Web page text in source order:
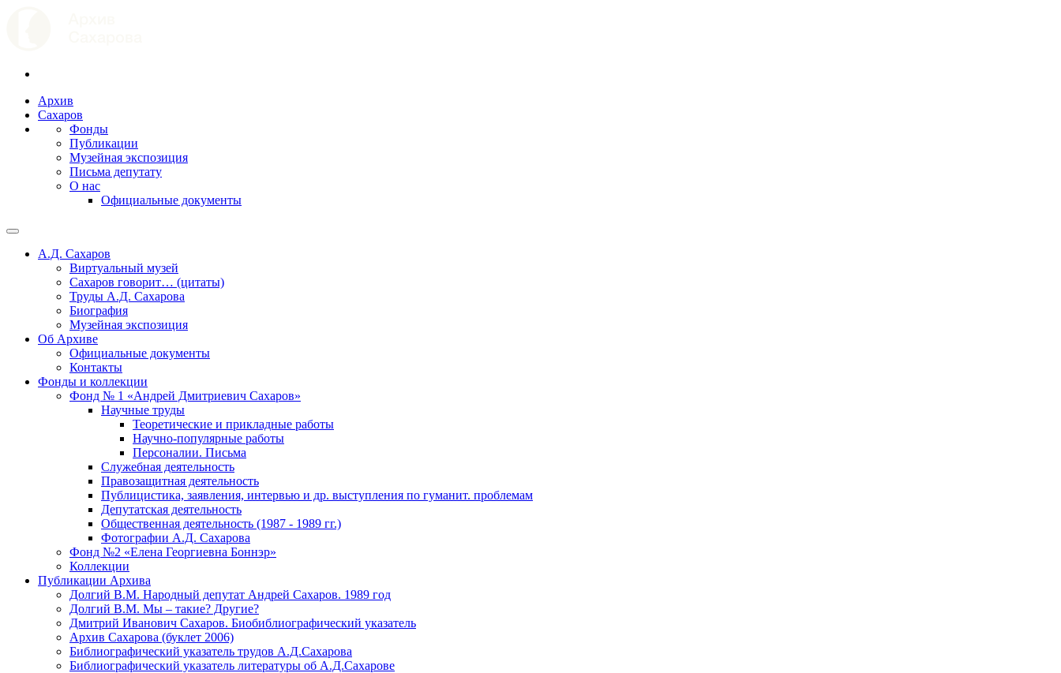
Архив
Сахаров
Фонды
Публикации
Музейная экспозиция
Письма депутату
О нас
Официальные документы
А.Д. Сахаров
Виртуальный музей
Сахаров говорит… (цитаты)
Труды А.Д. Сахарова
Биография
Музейная экспозиция
Об Архиве
Официальные документы
Контакты
Фонды и коллекции
Фонд № 1 «Андрей Дмитриевич Сахаров»
Научные труды
Теоретические и прикладные работы
Научно-популярные работы
Персоналии. Письма
Служебная деятельность
Правозащитная деятельность
Публицистика, заявления, интервью и др. выступления по гуманит. проблемам
Депутатская деятельность
Общественная деятельность (1987 - 1989 гг.)
Фотографии А.Д. Сахарова
Фонд №2 «Елена Георгиевна Боннэр»
Коллекции
Публикации Архива
Долгий В.М. Народный депутат Андрей Сахаров. 1989 год
Долгий В.М. Мы – такие? Другие?
Дмитрий Иванович Сахаров. Биобиблиографический указатель
Архив Сахарова (буклет 2006)
Библиографический указатель трудов А.Д.Сахарова
Библиографический указатель литературы об А.Д.Сахарове